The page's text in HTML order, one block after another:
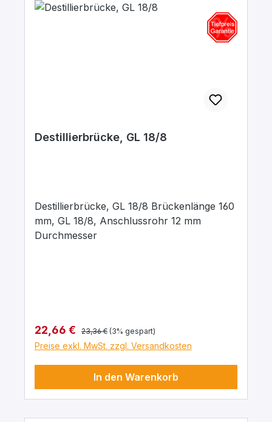
Destillierbrücke, GL 18/8
Destillierbrücke, GL 18/8 Brückenlänge 160
mm, GL 18/8, Anschlussrohr 12 mm
Durchmesser
Verkaufspreis:
22,66 € Regulärer Preis:
23,36 € (3% gespart)
Preise exkl. MwSt. zzgl. Versandkosten
In den Warenkorb